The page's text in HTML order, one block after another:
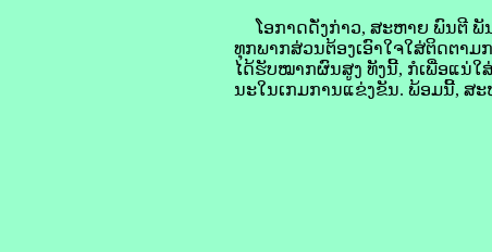
ໂອກາດດັ່ງກ່າວ, ສະຫາຍ ພົນຕີ ພັ
ທຸກພາກສ່ວນຕ້ອງເອົາໃຈໃສ່ຕິດຕາ
ໄດ້ຮັບໝາກຜົນສູງ ທັງນີ້, ກໍເພື່ອແນ່
ນະໃນເກມການແຂ່ງຂັນ. ພ້ອມນີ້, ສ